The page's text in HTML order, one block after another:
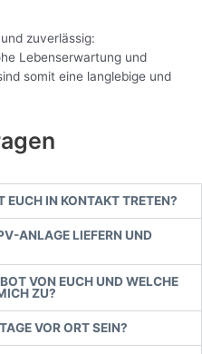
zuverlässig:
Lebenserwartung und
somit eine langlebige und
IN KONTAKT TRETEN?
ANLAGE LIEFERN UND
VON EUCH UND WELCHE
ZU?
VOR ORT SEIN?